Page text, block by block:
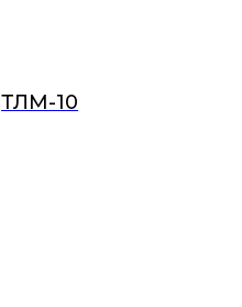
ТЛМ-10